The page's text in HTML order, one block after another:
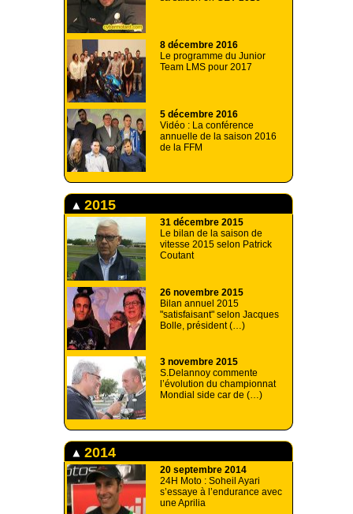
8 décembre 2016
Le programme du Junior
Team LMS pour 2017
5 décembre 2016
Vidéo : La conférence
annuelle de la saison 2016
de la FFM
2015
31 décembre 2015
Le bilan de la saison de
vitesse 2015 selon Patrick
Coutant
26 novembre 2015
Bilan annuel 2015
"satisfaisant" selon Jacques
Bolle, président (…)
3 novembre 2015
S.Delannoy commente
l’évolution du championnat
Mondial side car de (…)
2014
20 septembre 2014
24H Moto : Soheil Ayari
s’essaye à l’endurance avec
une Aprilia